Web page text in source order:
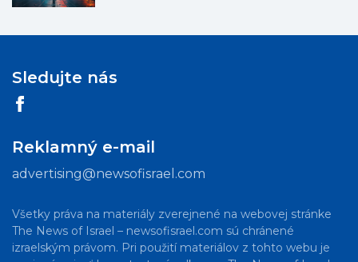
Sledujte nás
Reklamný e-mail
advertising@newsofisrael.com
Všetky práva na materiály zverejnené na webovej stránke
The News of Israel – newsofisrael.com sú chránené
izraelským právom. Pri použití materiálov z tohto webu je